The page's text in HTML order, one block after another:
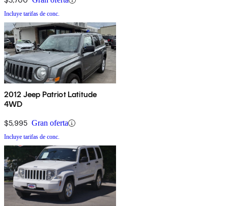
Incluye tarifas de conc.
2012 Jeep Patriot Latitude
4WD
$5,995 Gran oferta
Incluye tarifas de conc.